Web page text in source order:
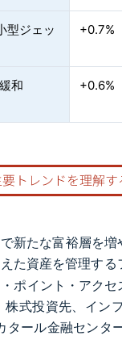
型ジェッ
+0.7%
和 +0.6%
新たな富裕層を
た資産を管理す
ポイント・アク
式投資先、イ
ール金融セン